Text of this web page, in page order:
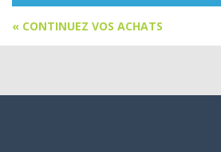
« CONTINUEZ VOS ACHATS